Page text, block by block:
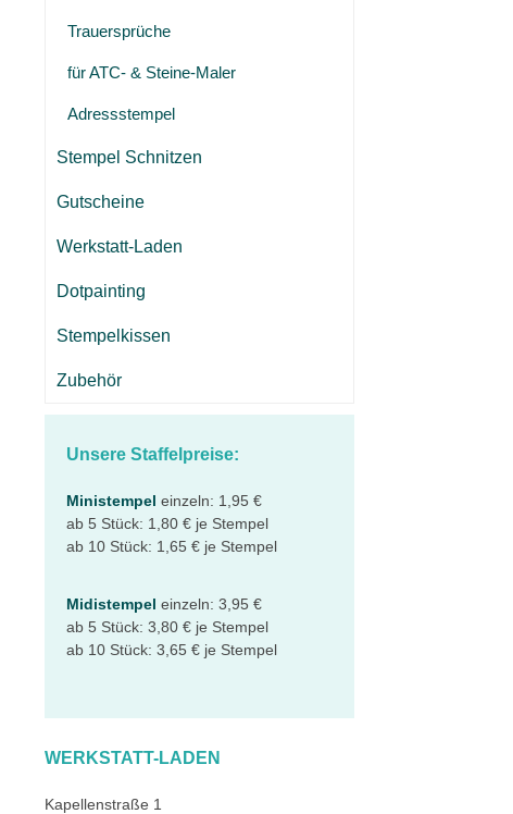
Trauersprüche
für ATC- & Steine-Maler
Adressstempel
Stempel Schnitzen
Gutscheine
Werkstatt-Laden
Dotpainting
Stempelkissen
Zubehör
Unsere Staffelpreise:
Ministempel einzeln: 1,95 €
ab 5 Stück: 1,80 € je Stempel
ab 10 Stück: 1,65 € je Stempel
Midistempel einzeln: 3,95 €
ab 5 Stück: 3,80 € je Stempel
ab 10 Stück: 3,65 € je Stempel
WERKSTATT-LADEN
Kapellenstraße 1